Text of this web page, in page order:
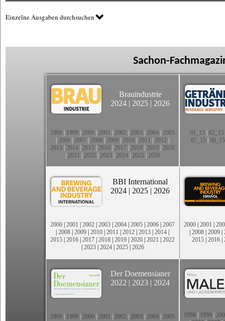
Einzelne Ausgaben durchsuchen
Sachon-
Brauindustrie
2024 | 2025 | 2026
1998 1999 2000 2001 2002 2003 2004 2005
2006 2007 2008 2009 2010 2011 2012
2013 2014 2015 2016 2017 2018 2019 2020
2021 2022 2023| 2024| 2025| 2026
01_15| 02_15
07_15 08_15
BBI International
2024 | 2025 | 2026
2000 | 2001 | 2002 | 2003 | 2004 | 2005 | 2006 | 2007
| 2008 | 2009 | 2010 | 2011 | 2012 | 2013 | 2014 |
2015 | 2016 | 2017 | 2018 | 2019 | 2020 | 2021 | 2022
| 2023| 2024| 2025| 2026
2000 | 2001 |
| 2008 | 2009 |
2015 | 2016 |
Der Doemensianer
2022 | 2023 | 2024
1998 1999 2000 2001 2002 2003 2004 2005
1998 1999